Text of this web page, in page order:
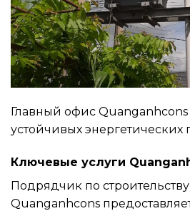
Главный офис
устойчивых энергетических
Ключевые услуги
Подрядчик по
Quanganhcons